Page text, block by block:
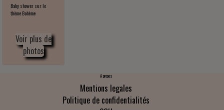
Baby shower sur le
thème Bohème
Voir plus de
photos
A propos
Mentions legales
Politique de confidentialités